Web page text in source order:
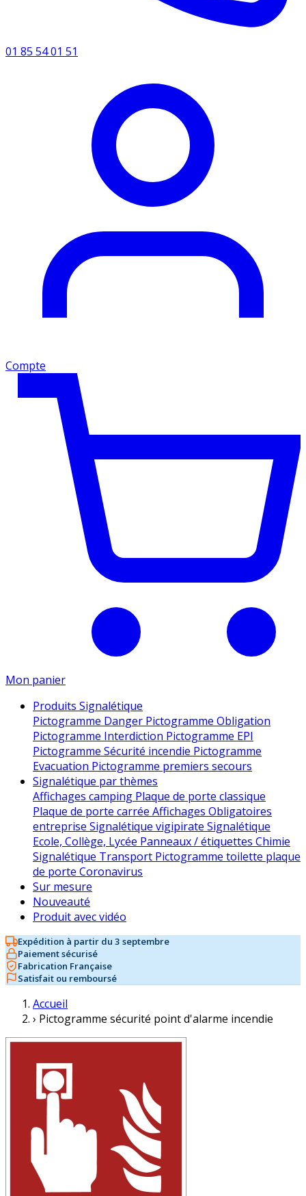
01 85 54 01 51
Compte
Mon panier
Produits Signalétique
Pictogramme Danger Pictogramme Obligation
Pictogramme Interdiction Pictogramme EPI
Pictogramme Sécurité incendie Pictogramme
Evacuation Pictogramme premiers secours
Signalétique par thèmes
Affichages camping Plaque de porte classique
Plaque de porte carrée Affichages Obligatoires
entreprise Signalétique vigipirate Signalétique
Ecole, Collège, Lycée Panneaux / étiquettes Chimie
Signalétique Transport Pictogramme toilette plaque
de porte Coronavirus
Sur mesure
Nouveauté
Produit avec vidéo
Expédition à partir du 3 septembre
Paiement sécurisé
Fabrication Française
Satisfait ou remboursé
Accueil
› Pictogramme sécurité point d'alarme incendie